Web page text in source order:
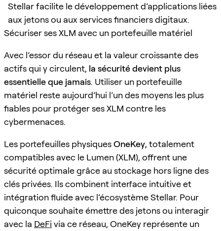
Stellar facilite le développement d’applications liées
aux jetons ou aux services financiers digitaux.
Sécuriser ses XLM avec un portefeuille matériel
Avec l’essor du réseau et la valeur croissante des
actifs qui y circulent, la sécurité devient plus
essentielle que jamais. Utiliser un portefeuille
matériel reste aujourd’hui l’un des moyens les plus
fiables pour protéger ses XLM contre les
cybermenaces.
Les portefeuilles physiquesOneKey, totalement
compatibles avec le Lumen (XLM), offrent une
sécurité optimale grâce au stockage hors ligne des
clés privées. Ils combinent interface intuitive et
intégration fluide avec l’écosystème Stellar. Pour
quiconque souhaite émettre des jetons ou interagir
avec la DeFi via ce réseau, OneKey représente un